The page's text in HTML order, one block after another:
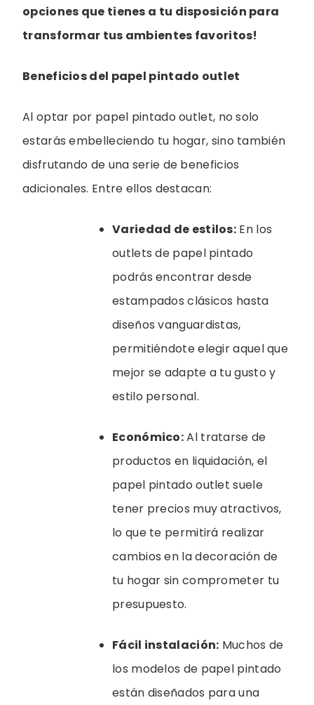
opciones que tienes a tu disposición para
transformar tus ambientes favoritos!
Beneficios del papel pintado outlet
Al optar por papel pintado outlet, no solo
estarás embelleciendo tu hogar, sino también
disfrutando de una serie de beneficios
adicionales. Entre ellos destacan:
Variedad de estilos: En los
outlets de papel pintado
podrás encontrar desde
estampados clásicos hasta
diseños vanguardistas,
permitiéndote elegir aquel que
mejor se adapte a tu gusto y
estilo personal.
Económico:Al tratarse de
productos en liquidación, el
papel pintado outlet suele
tener precios muy atractivos,
lo que te permitirá realizar
cambios en la decoración de
tu hogar sin comprometer tu
presupuesto.
Fácil instalación: Muchos de
los modelos de papel pintado
están diseñados para una